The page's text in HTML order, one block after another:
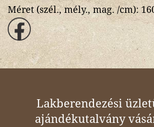
Méret (szél., mély., mag. /cm):
Lakberendezési
ajándékutalvány